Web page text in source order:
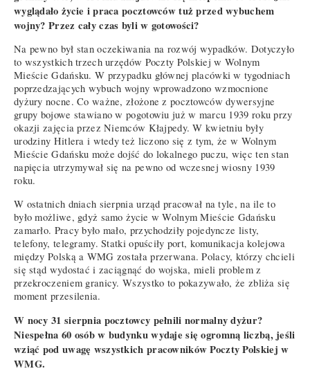
wyglądało życie i praca pocztowców tuż przed wybuchem
wojny? Przez cały czas byli w gotowości?
Na pewno był stan oczekiwania na rozwój wypadków. Dotyczyło
to wszystkich trzech urzędów Poczty Polskiej w Wolnym
Mieście Gdańsku. W przypadku głównej placówki w tygodniach
poprzedzających wybuch wojny wprowadzono wzmocnione
dyżury nocne. Co ważne, złożone z pocztowców dywersyjne
grupy bojowe stawiano w pogotowiu już w marcu 1939 roku przy
okazji zajęcia przez Niemców Kłajpedy. W kwietniu były
urodziny Hitlera i wtedy też liczono się z tym, że w Wolnym
Mieście Gdańsku może dojść do lokalnego puczu, więc ten stan
napięcia utrzymywał się na pewno od wczesnej wiosny 1939
roku.
W ostatnich dniach sierpnia urząd pracował na tyle, na ile to
było możliwe, gdyż samo życie w Wolnym Mieście Gdańsku
zamarło. Pracy było mało, przychodziły pojedyncze listy,
telefony, telegramy. Statki opuściły port, komunikacja kolejowa
między Polską a WMG została przerwana. Polacy, którzy chcieli
się stąd wydostać i zaciągnąć do wojska, mieli problem z
przekroczeniem granicy. Wszystko to pokazywało, że zbliża się
moment przesilenia.
W nocy 31 sierpnia pocztowcy pełnili normalny dyżur?
Niespełna 60 osób w budynku wydaje się ogromną liczbą, jeśli
wziąć pod uwagę wszystkich pracowników Poczty Polskiej w
WMG.